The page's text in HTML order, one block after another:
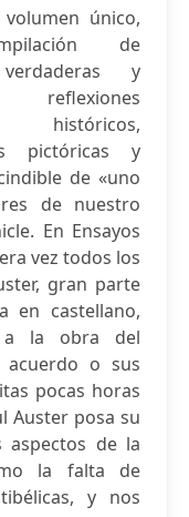
único,
de
y
reflexiones
históricos,
pictóricas y
de «uno
de nuestro
En Ensayos
vez todos los
gran parte
en castellano,
a la obra del
acuerdo o sus
pocas horas
Auster posa su
aspectos de la
la falta de
y nos